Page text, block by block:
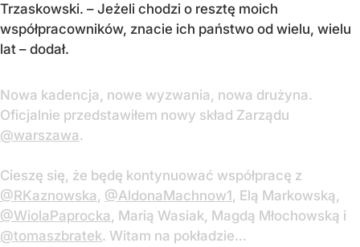
Trzaskowski. – Jeżeli chodzi o resztę moich
współpracowników, znacie ich państwo od wielu, wielu
lat – dodał.
Nowa kadencja, nowe wyzwania, nowa drużyna.
Oficjalnie przedstawiłem nowy skład Zarządu
@warszawa.
Cieszę się, że będę kontynuować współpracę z
@RKaznowska, @AldonaMachnow1, Elą Markowską,
@WiolaPaprocka, Marią Wasiak, Magdą Młochowską i
@tomaszbratek. Witam na pokładzie…